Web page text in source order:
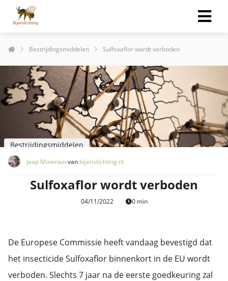
Bestrijdingsmiddelen Sulfoxaflor wordt verboden
Bestrijdingsmiddelen
Jaap Molenaarvan bijenstichting.nl
Sulfoxaflor wordt verboden
04/11/2022 0 min
De Europese Commissie heeft vandaag bevestigd dat
het insecticide Sulfoxaflor binnenkort in de EU wordt
verboden. Slechts 7 jaar na de eerste goedkeuring zal